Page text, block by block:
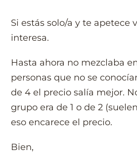
Si estás solo/a y te apetece
interesa.
Hasta ahora no mezclaba
personas que no se
de 4 el precio salía mejor.
grupo era de 1 o de 2
eso encarece el precio.
Bien,